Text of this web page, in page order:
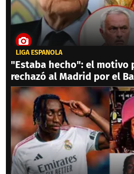
LIGA ESPAÑOLA
"Estaba hecho": el motivo
rechazó al Madrid por el